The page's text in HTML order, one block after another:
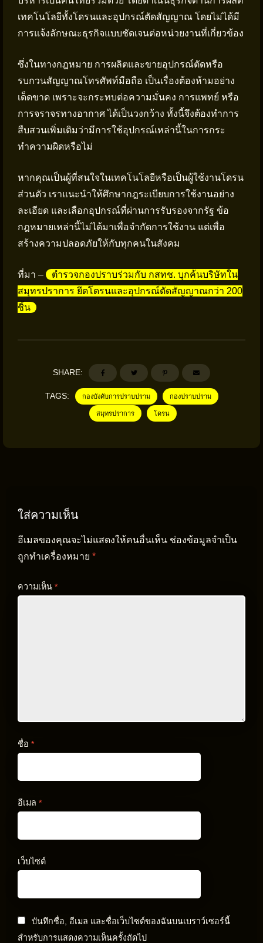
เทคโนโลยีทั้งโดรนและอุปกรณ์ตัดสัญญาณ โดยไม่ได้มี
การแจ้งลักษณะธุรกิจแบบชัดเจนต่อหน่วยงานที่เกี่ยวข้อง
ซึ่งในทางกฎหมาย การผลิตและขายอุปกรณ์ตัดหรือ
รบกวนสัญญาณโทรศัพท์มือถือ เป็นเรื่องต้องห้ามอย่าง
เด็ดขาด เพราะจะกระทบต่อความมั่นคง การแพทย์ หรือ
การจราจรทางอากาศ ได้เป็นวงกว้าง ทั้งนี้จึงต้องทำการ
สืบสวนเพิ่มเติมว่ามีการใช้อุปกรณ์เหล่านี้ในการกระ
ทำความผิดหรือไม่
หากคุณเป็นผู้ที่สนใจในเทคโนโลยีหรือเป็นผู้ใช้งานโดรน
ส่วนตัว เราแนะนำให้ศึกษากฎระเบียบการใช้งานอย่าง
ละเอียด และเลือกอุปกรณ์ที่ผ่านการรับรองจากรัฐ ข้อ
กฎหมายเหล่านี้ไม่ได้มาเพื่อจำกัดการใช้งาน แต่เพื่อ
สร้างความปลอดภัยให้กับทุกคนในสังคม
ที่มา –
ตำรวจกองปราบร่วมกับ กสทช. บุกค้นบริษัทใน
สมุทรปราการ ยึดโดรนและอุปกรณ์ตัดสัญญาณกว่า 200
ชิ้น
SHARE:
TAGS: กองบังคับการปราบปราม กองปราบปราม
สมุทรปราการ โดรน
ใส่ความเห็น
อีเมลของคุณจะไม่แสดงให้คนอื่นเห็น ช่องข้อมูลจำเป็น
ถูกทำเครื่องหมาย *
ความเห็น *
ชื่อ *
อีเมล *
เว็บไซต์
บันทึกชื่อ, อีเมล และชื่อเว็บไซต์ของฉันบนเบราว์เซอร์นี้
สำหรับการแสดงความเห็นครั้งถัดไป